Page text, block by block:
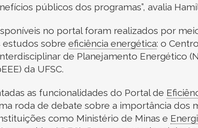
públicos dos programas”, avalia
no portal foram realizados por
sobre eficiência energética: o
de Planejamento Energético
da UFSC.
as funcionalidades do Portal de
roda de debate sobre a importância dos
como Ministério de Minas e